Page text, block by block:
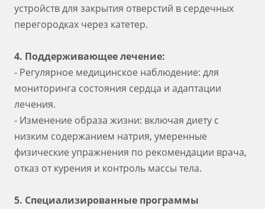
устройств для закрытия отверстий в сердечных
перегородках через катетер.
4. Поддерживающее лечение:
- Регулярное медицинское наблюдение: для
мониторинга состояния сердца и адаптации
лечения.
- Изменение образа жизни: включая диету с
низким содержанием натрия, умеренные
физические упражнения по рекомендации врача,
отказ от курения и контроль массы тела.
5. Специализированные программы